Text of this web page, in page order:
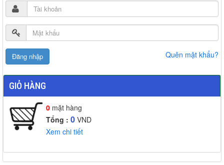
Quên mật khẩu?
GIỎ HÀNG
0 mặt hàng
Tổng : 0 VND
Xem chi tiết